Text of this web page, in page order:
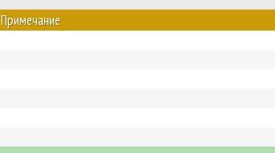
Примечание